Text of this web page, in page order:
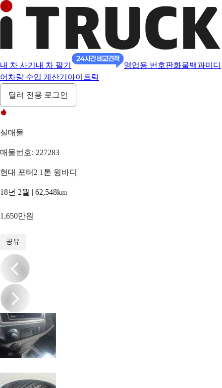
내 차 사기 내 차 팔기 영업용 번호판화물백과미디
어 차량 수입 계산기 아이트럭
딜러 전용 로그인
실매물
매물번호: 227283
현대 포터2 1톤 윙바디
18년 2월 | 62,548km
1,650만원
공유
/19